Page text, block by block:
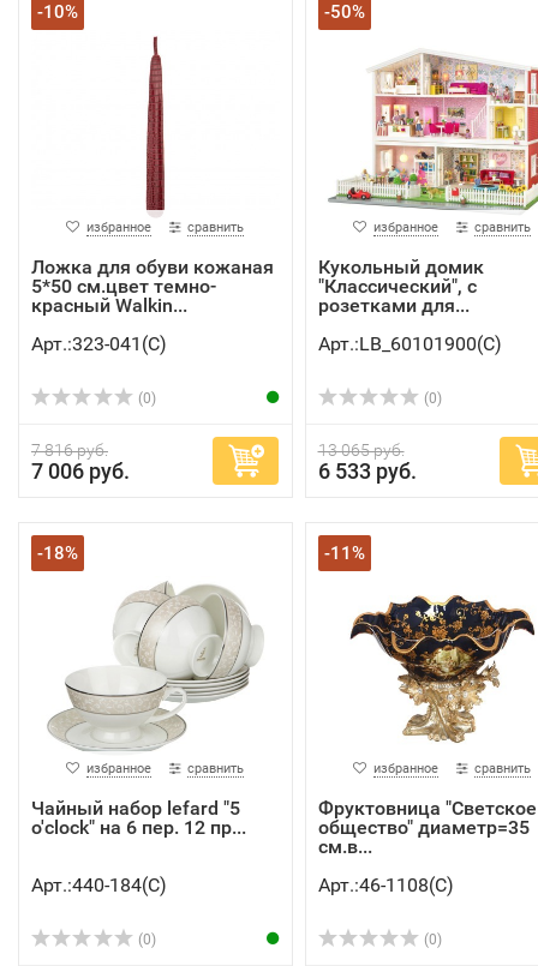
-10%
избранное сравнить
Ложка для обуви кожаная
5*50 см.цвет темно-
красный Walkin...
Арт.:323-041(C)
(0)
7 816 руб.
7 006 руб.
-50%
избранное сравнить
Кукольный домик
"Классический", с
розетками для...
Арт.:LB_60101900(C)
(0)
13 065 руб.
6 533 руб.
-18%
избранное сравнить
Чайный набор lefard "5
o'clock" на 6 пер. 12 пр...
Арт.:440-184(C)
(0)
-11%
избранное сравнить
Фруктовница "Светское
общество" диаметр=35
см.в...
Арт.:46-1108(C)
(0)